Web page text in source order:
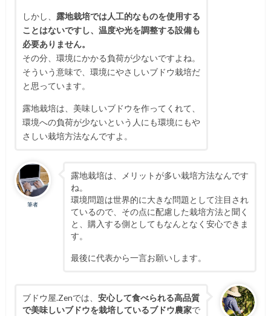
しかし、 露地栽培では人工的なものを使用する
ことはないですし、温度や光を調整する設備も
必要ありません。
その分、環境にかかる負荷が少ないですよね。
そういう意味で、環境にやさしいブドウ栽培だ
と思っています。
露地栽培は、美味しいブドウを作ってくれて、
環境への負荷が少ないという人にも環境にもや
さしい栽培方法なんですよ。
筆者
露地栽培は、メリットが多い栽培方法なんです
ね。
環境問題は世界的に大きな問題として注目され
ているので、その点に配慮した栽培方法と聞く
と、購入する側としてもなんとなく安心できま
す。
最後に代表から一言お願いします。
ブドウ屋.Zenでは、 安心して食べられる高品質
で美味しいブドウを栽培しているブドウ農家で